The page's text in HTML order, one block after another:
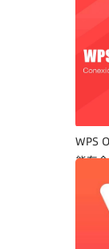
WPS
能在